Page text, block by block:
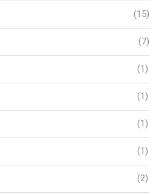
(15)
(7)
(1)
(1)
(1)
(1)
(2)